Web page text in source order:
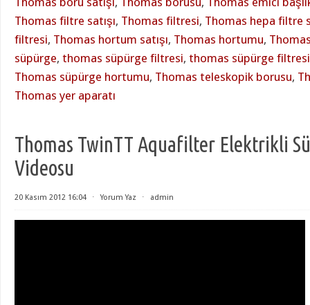
Thomas filtre satışı, Thomas filtresi, Thomas hepa filtre
filtresi, Thomas hortum satışı, Thomas hortumu,
süpürge, thomas süpürge filtresi, thomas süpürge
Thomas süpürge hortumu, Thomas teleskopik borusu,
Thomas yer aparatı
Thomas TwinTT Aquafilter Elektrikli
Videosu
20 Kasım 2012 16:04 ⋅ Yorum Yaz ⋅ admin